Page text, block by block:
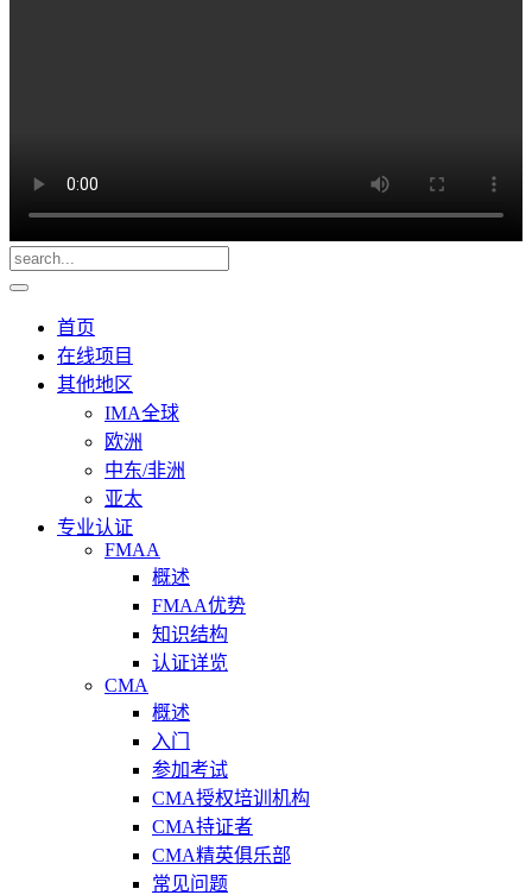
首页
在线项目
其他地区
IMA全球
欧洲
中东/非洲
亚太
专业认证
FMAA
概述
FMAA优势
知识结构
认证详览
CMA
概述
入门
参加考试
CMA授权培训机构
CMA持证者
CMA精英俱乐部
常见问题